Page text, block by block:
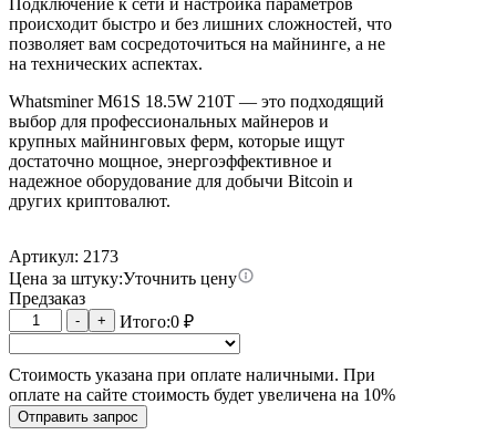
Подключение к сети и настройка параметров
происходит быстро и без лишних сложностей, что
позволяет вам сосредоточиться на майнинге, а не
на технических аспектах.
Whatsminer M61S 18.5W 210T — это подходящий
выбор для профессиональных майнеров и
крупных майнинговых ферм, которые ищут
достаточно мощное, энергоэффективное и
надежное оборудование для добычи Bitcoin и
других криптовалют.
Артикул: 2173
Цена за штуку:Уточнить цену
Предзаказ
Количество
товара
Whatsminer
M61S
18.5W
210T
- + Итого:0₽
Стоимость указана при оплате наличными. При
оплате на сайте стоимость будет увеличена на 10%
Отправить запрос